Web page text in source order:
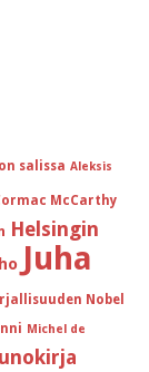
salissa Aleksis
McCarthy
Helsingin
Juha
Nobel
Michel de